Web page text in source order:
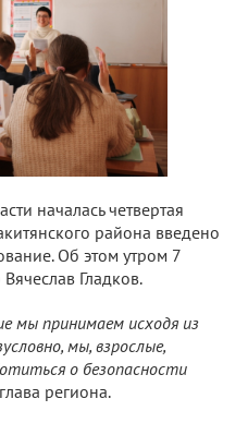
началась четвертая
района введено
Об этом утром 7
Гладков.
мы принимаем исходя из
мы, взрослые,
о безопасности
региона.